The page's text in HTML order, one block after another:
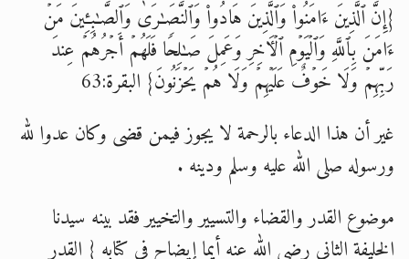
{إِنَّ ٱلَّذِینَ ءَامَنُوا۟ وَٱلَّذِینَ هَادُوا۟ وَٱلنَّصَـٰرَىٰ وَٱلصَّـٰبِـِٔینَ مَنۡ
ءَامَنَ بِٱللَّهِ وَٱلۡیَوۡمِ ٱلۡـَٔاخِرِ وَعَمِلَ صَـٰلِحࣰا فَلَهُمۡ أَجۡرُهُمۡ عِندَ
رَبِّهِمۡ وَلَا خَوۡفٌ عَلَیۡهِمۡ وَلَا هُمۡ یَحۡزَنُونَ} البقرة:63
غير أن هذا الدعاء بالرحمة لا يجوز فيمن قضى وكان عدوا لله
ورسوله صلى الله عليه وسلم ودينه .
موضوع القدر والقضاء والتسيير والتخيير فقد بينه سيدنا
الخليفة الثاني رضي الله عنه أيما إيضاح في كتابه { القدر